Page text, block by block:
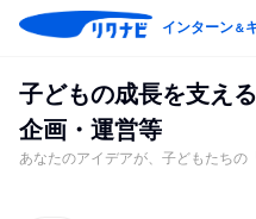
インターン＆
子どもの成長を支え
企画・運営等
あなたのアイデアが、子どもたちの